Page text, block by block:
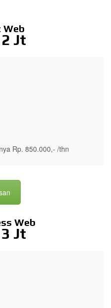
Web
Jt
Rp. 850.000,- /thn
Web
Jt